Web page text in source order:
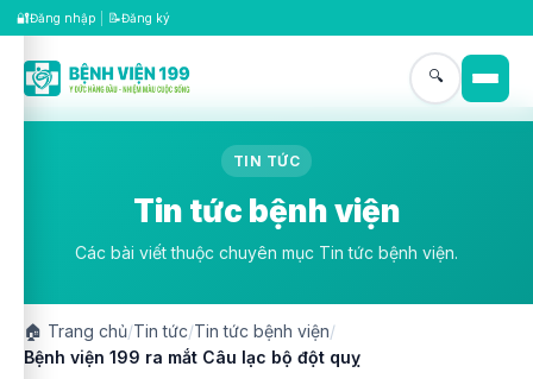
🔐Đăng nhập 📝Đăng ký
🔍
TIN TỨC
Tin tức bệnh viện
Các bài viết thuộc chuyên mục Tin tức bệnh viện.
🏠 Trang chủ/Tin tức/Tin tức bệnh viện/
Bệnh viện 199 ra mắt Câu lạc bộ đột quỵ